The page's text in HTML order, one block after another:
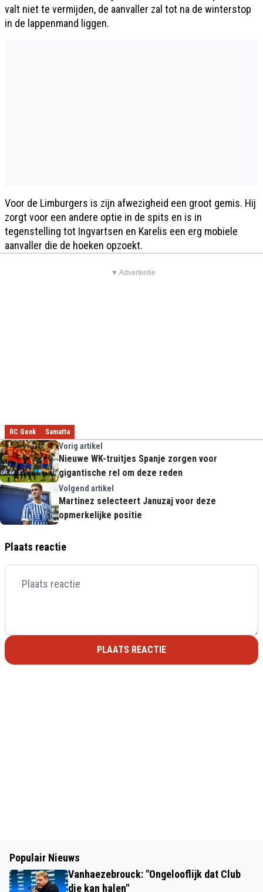
valt niet te vermijden, de aanvaller zal tot na de winterstop
in de lappenmand liggen.
Voor de Limburgers is zijn afwezigheid een groot gemis. Hij
zorgt voor een andere optie in de spits en is in
tegenstelling tot Ingvartsen en Karelis een erg mobiele
aanvaller die de hoeken opzoekt.
▼ Advertentie
RC Genk Samatta
Vorig artikel
Nieuwe WK-truitjes Spanje zorgen voor
gigantische rel om deze reden
Volgend artikel
Martinez selecteert Januzaj voor deze
opmerkelijke positie
Plaats reactie
PLAATS REACTIE
Populair Nieuws
Vanhaezebrouck: "Ongelooflijk dat Club
die kan halen"